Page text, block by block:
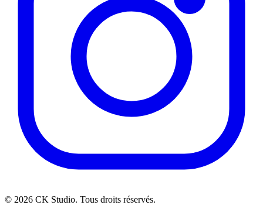
© 2026 CK Studio. Tous droits réservés.